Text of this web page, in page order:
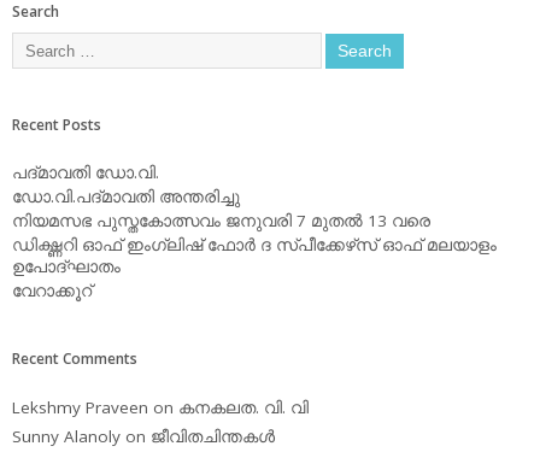
Search
Recent Posts
പദ്മാവതി ഡോ.വി.
ഡോ.വി.പദ്മാവതി അന്തരിച്ചു
നിയമസഭ പുസ്തകോത്സവം ജനുവരി 7 മുതല്‍ 13 വരെ
ഡിക്ഷ്ണറി ഓഫ് ഇംഗ്ലിഷ് ഫോര്‍ ദ സ്പീക്കേഴ്‌സ് ഓഫ് മലയാളം
ഉപോദ്ഘാതം
വേറാക്കൂറ്
Recent Comments
Lekshmy Praveen on കനകലത. വി. വി
Sunny Alanoly on ജീവിതചിന്തകള്‍